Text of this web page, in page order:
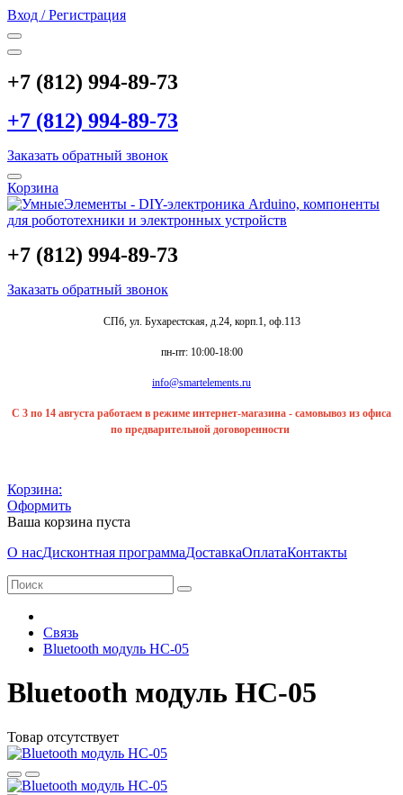
Вход / Регистрация
+7 (812) 994-89-73
+7 (812) 994-89-73
Заказать обратный звонок
Корзина
+7 (812) 994-89-73
Заказать обратный звонок
СПб, ул. Бухарестская, д.24, корп.1, оф.113
пн-пт: 10:00-18:00
info@smartelements.ru
С 3 по 14 августа работаем в режиме интернет-магазина - самовывоз из офиса
по предварительной договоренности
Корзина:
Оформить
Ваша корзина пуста
О насДисконтная программаДоставкаОплатаКонтакты
Связь
Bluetooth модуль HC-05
Bluetooth модуль HC-05
Товар отсутствует